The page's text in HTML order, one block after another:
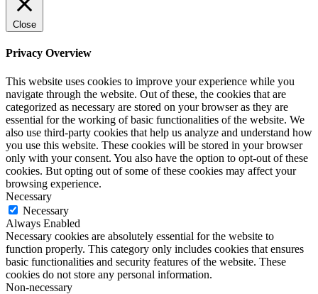
Close
Privacy Overview
This website uses cookies to improve your experience while you
navigate through the website. Out of these, the cookies that are
categorized as necessary are stored on your browser as they are
essential for the working of basic functionalities of the website. We
also use third-party cookies that help us analyze and understand how
you use this website. These cookies will be stored in your browser
only with your consent. You also have the option to opt-out of these
cookies. But opting out of some of these cookies may affect your
browsing experience.
Necessary
Necessary
Always Enabled
Necessary cookies are absolutely essential for the website to
function properly. This category only includes cookies that ensures
basic functionalities and security features of the website. These
cookies do not store any personal information.
Non-necessary